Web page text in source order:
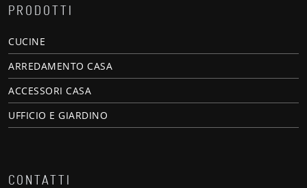
PRODOTTI
CUCINE
ARREDAMENTO CASA
ACCESSORI CASA
UFFICIO E GIARDINO
CONTATTI